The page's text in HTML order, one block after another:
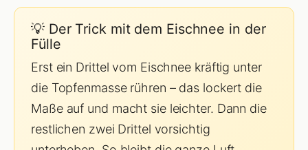
💡 Der Trick mit dem Eischnee in der
Fülle
Erst ein Drittel vom Eischnee kräftig unter
die Topfenmasse rühren – das lockert die
Maße auf und macht sie leichter. Dann die
restlichen zwei Drittel vorsichtig